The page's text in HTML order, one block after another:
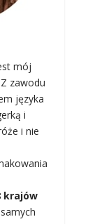
mój
zawodu
języka
i
i nie
krajów